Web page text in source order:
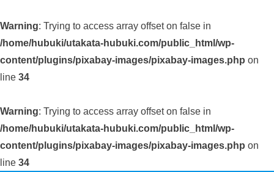
Warning: Trying to access array offset on false in
/home/hubuki/utakata-hubuki.com/public_html/wp-
content/plugins/pixabay-images/pixabay-images.php on
line 34
Warning: Trying to access array offset on false in
/home/hubuki/utakata-hubuki.com/public_html/wp-
content/plugins/pixabay-images/pixabay-images.php on
line 34